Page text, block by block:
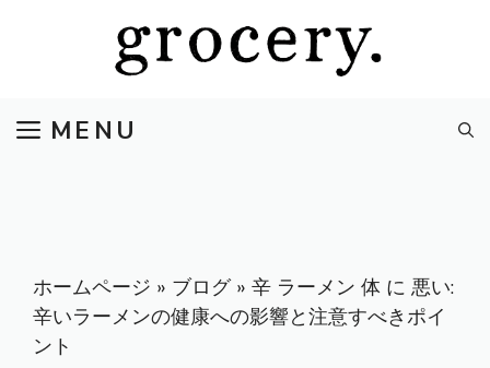
ツ
MENU
ホームページ » ブログ» 辛 ラーメン 体 に 悪い:
辛いラーメンの健康への影響と注意すべきポイ
ント